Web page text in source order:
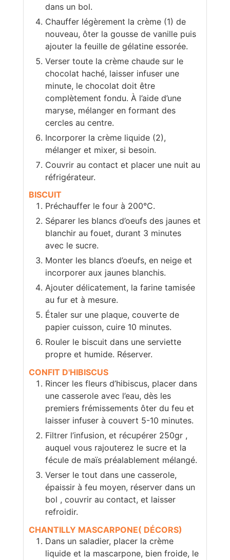
dans un bol.
Chauffer légèrement la crème (1) de
nouveau, ôter la gousse de vanille puis
ajouter la feuille de gélatine essorée.
Verser toute la crème chaude sur le
chocolat haché, laisser infuser une
minute, le chocolat doit être
complètement fondu. À l’aide d’une
maryse, mélanger en formant des
cercles au centre.
Incorporer la crème liquide (2),
mélanger et mixer, si besoin.
Couvrir au contact et placer une nuit au
réfrigérateur.
BISCUIT
Préchauffer le four à 200°C.
Séparer les blancs d’oeufs des jaunes et
blanchir au fouet, durant 3 minutes
avec le sucre.
Monter les blancs d’oeufs, en neige et
incorporer aux jaunes blanchis.
Ajouter délicatement, la farine tamisée
au fur et à mesure.
Étaler sur une plaque, couverte de
papier cuisson, cuire 10 minutes.
Rouler le biscuit dans une serviette
propre et humide. Réserver.
CONFIT D'HIBISCUS
Rincer les fleurs d’hibiscus, placer dans
une casserole avec l’eau, dès les
premiers frémissements ôter du feu et
laisser infuser à couvert 5-10 minutes.
Filtrer l’infusion, et récupérer 250gr ,
auquel vous rajouterez le sucre et la
fécule de maïs préalablement mélangé.
Verser le tout dans une casserole,
épaissir à feu moyen, réserver dans un
bol , couvrir au contact, et laisser
refroidir.
CHANTILLY MASCARPONE( DÉCORS)
Dans un saladier, placer la crème
liquide et la mascarpone, bien froide, le